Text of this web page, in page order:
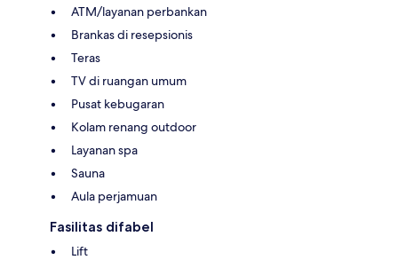
ATM/layanan perbankan
Brankas di resepsionis
Teras
TV di ruangan umum
Pusat kebugaran
Kolam renang outdoor
Layanan spa
Sauna
Aula perjamuan
Fasilitas difabel
Lift